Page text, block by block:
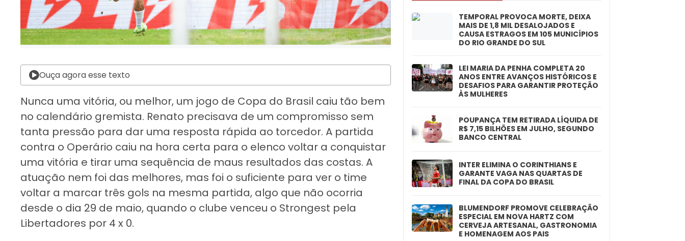
Ouça agora esse texto
Nunca uma vitória, ou melhor, um jogo de Copa do Brasil caiu tão bem
no calendário gremista. Renato precisava de um compromisso sem
tanta pressão para dar uma resposta rápida ao torcedor. A partida
contra o Operário caiu na hora certa para o elenco voltar a conquistar
uma vitória e tirar uma sequência de maus resultados das costas. A
atuação nem foi das melhores, mas foi o suficiente para ver o time
voltar a marcar três gols na mesma partida, algo que não ocorria
desde o dia 29 de maio, quando o clube venceu o Strongest pela
Libertadores por 4 x 0.
TEMPORAL PROVOCA MORTE, DEIXA
MAIS DE 1,8 MIL DESALOJADOS E
CAUSA ESTRAGOS EM 105 MUNICÍPIOS
DO RIO GRANDE DO SUL
LEI MARIA DA PENHA COMPLETA 20
ANOS ENTRE AVANÇOS HISTÓRICOS E
DESAFIOS PARA GARANTIR PROTEÇÃO
ÀS MULHERES
POUPANÇA TEM RETIRADA LÍQUIDA DE
R$ 7,15 BILHÕES EM JULHO, SEGUNDO
BANCO CENTRAL
INTER ELIMINA O CORINTHIANS E
GARANTE VAGA NAS QUARTAS DE
FINAL DA COPA DO BRASIL
BLUMENDORF PROMOVE CELEBRAÇÃO
ESPECIAL EM NOVA HARTZ COM
CERVEJA ARTESANAL, GASTRONOMIA
E HOMENAGEM AOS PAIS